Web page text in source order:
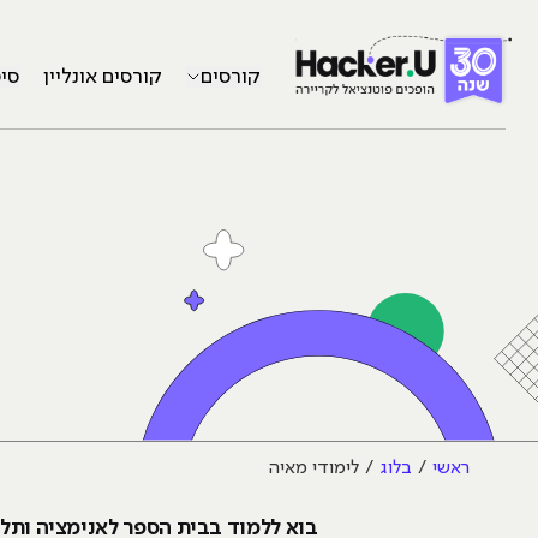
קורסים קורסים אונליין
ראשי בלוג לימודי מאיה
בוא ללמוד בבית הספר לאנימציה